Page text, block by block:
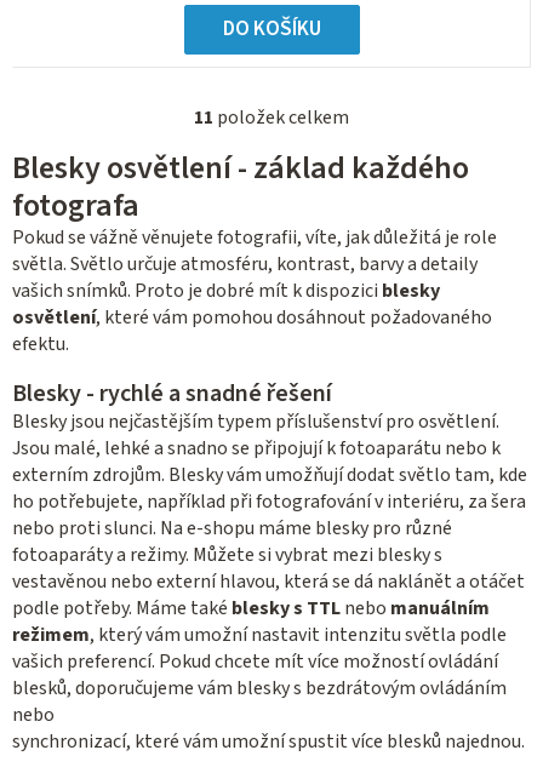
DO KOŠÍKU
O
v
l
d
a
c
í
r
v
k
y
v
ý
p
i
s
u
11 položek celkem
Blesky osvětlení - základ každého
fotografa
Pokud se vážně věnujete fotografii, víte, jak důležitá je role
světla. Světlo určuje atmosféru, kontrast, barvy a detaily
vašich snímků. Proto je dobré mít k dispozici blesky
osvětlení, které vám pomohou dosáhnout požadovaného
efektu.
Blesky - rychlé a snadné řešení
Blesky jsou nejčastějším typem příslušenství pro osvětlení.
Jsou malé, lehké a snadno se připojují k fotoaparátu nebo k
externím zdrojům. Blesky vám umožňují dodat světlo tam, kde
ho potřebujete, například při fotografování v interiéru, za šera
nebo proti slunci. Na e-shopu máme blesky pro různé
fotoaparáty a režimy. Můžete si vybrat mezi blesky s
vestavěnou nebo externí hlavou, která se dá naklánět a otáčet
podle potřeby. Máme také blesky s TTLnebo manuálním
režimem, který vám umožní nastavit intenzitu světla podle
vašich preferencí. Pokud chcete mít více možností ovládání
blesků, doporučujeme vám blesky s bezdrátovým ovládáním
nebo
synchronizací, které vám umožní spustit více blesků najednou.